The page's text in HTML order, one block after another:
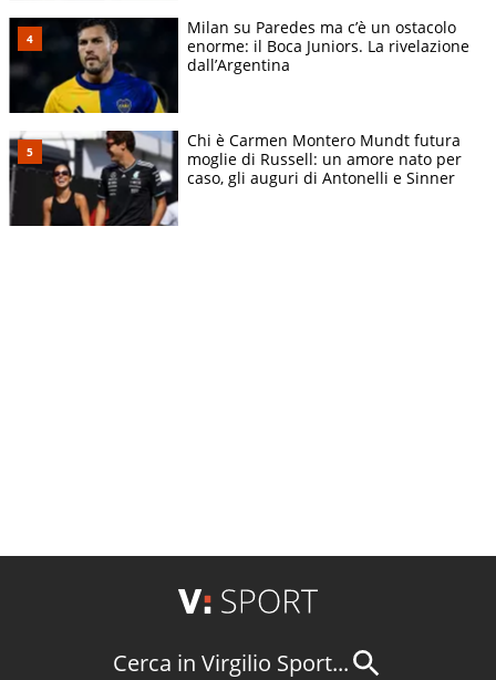
Milan su Paredes ma c’è un ostacolo
enorme: il Boca Juniors. La rivelazione
dall’Argentina
Chi è Carmen Montero Mundt futura
moglie di Russell: un amore nato per
caso, gli auguri di Antonelli e Sinner
Cerca in Virgilio Sport...